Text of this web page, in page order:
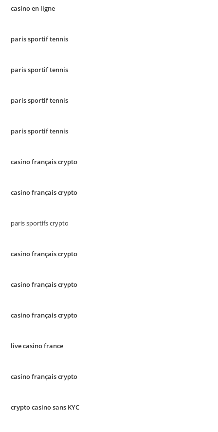
casino en ligne
paris sportif tennis
paris sportif tennis
paris sportif tennis
paris sportif tennis
casino français crypto
casino français crypto
paris sportifs crypto
casino français crypto
casino français crypto
casino français crypto
live casino france
casino français crypto
crypto casino sans KYC